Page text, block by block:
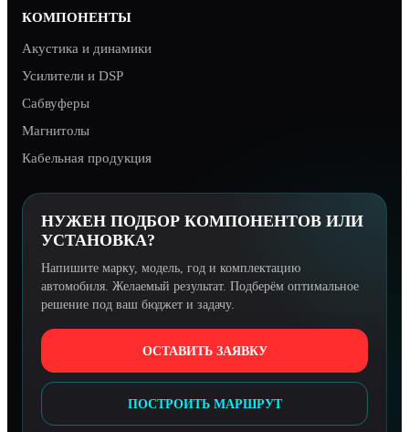
КОМПОНЕНТЫ
Акустика и динамики
Усилители и DSP
Сабвуферы
Магнитолы
Кабельная продукция
НУЖЕН ПОДБОР КОМПОНЕНТОВ ИЛИ
УСТАНОВКА?
Напишите марку, модель, год и комплектацию
автомобиля. Желаемый результат. Подберём оптимальное
решение под ваш бюджет и задачу.
ОСТАВИТЬ ЗАЯВКУ
ПОСТРОИТЬ МАРШРУТ